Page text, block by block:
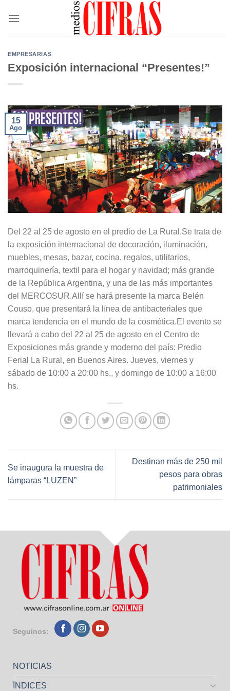
EMPRESARIAS
Exposición internacional “Presentes!”
15
Ago
Del 22 al 25 de agosto en el predio de La Rural.Se trata de
la exposición internacional de decoración, iluminación,
muebles, mesas, bazar, cocina, regalos, utilitarios,
marroquinería, textil para el hogar y navidad; más grande
de la República Argentina, y una de las más importantes
del MERCOSUR.Allí se hará presente la marca Belén
Couso, que presentará la línea de antibacteriales que
marca tendencia en el mundo de la cosmética.El evento se
llevará a cabo del 22 al 25 de agosto en el Centro de
Exposiciones más grande y moderno del país: Predio
Ferial La Rural, en Buenos Aires. Jueves, viernes y
sábado de 10:00 a 20:00 hs., y domingo de 10:00 a 16:00
hs.
Se inaugura la muestra de
lámparas “LUZEN”
Destinan más de 250 mil
pesos para obras
patrimoniales
Seguinos:
NOTICIAS
ÍNDICES